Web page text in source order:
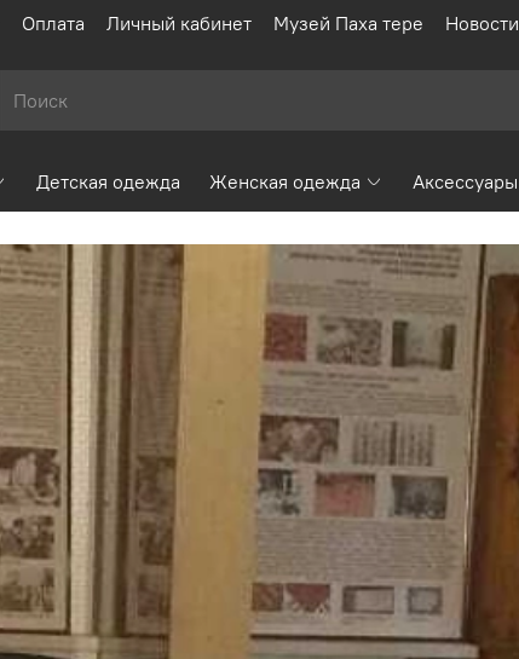
Оплата Личный кабинет Музей Паха тере Новости
Детская одежда Женская одежда Аксессуары